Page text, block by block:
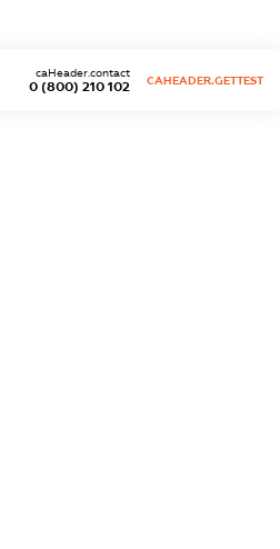
0 (800) 210 102
caHeader.contact
CAHEADER.GETTEST